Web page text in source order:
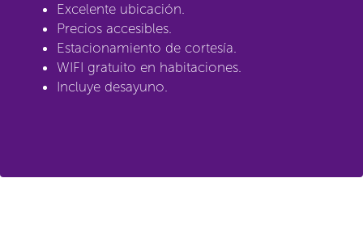
Excelente ubicación.
Precios accesibles.
Estacionamiento de cortesía.
WIFI gratuito en habitaciones.
Incluye desayuno.